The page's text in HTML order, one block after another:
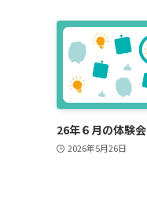
26年６月の体験会
2026年5月26日